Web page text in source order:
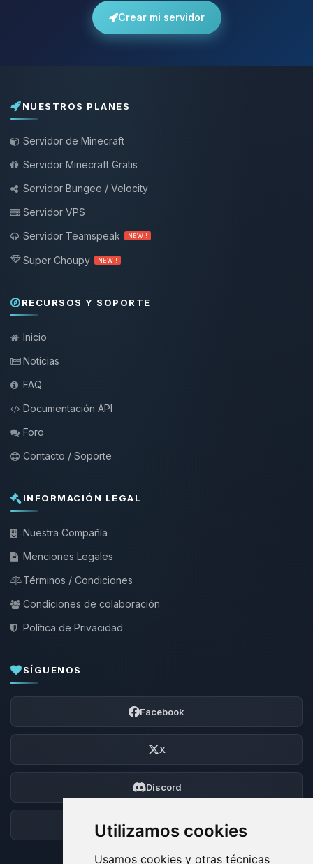
Utilizamos cookies
Usamos cookies y otras técnicas
Crear mi servidor
NUESTROS PLANES
Servidor de Minecraft
Servidor Minecraft Gratis
Servidor Bungee / Velocity
Servidor VPS
Servidor Teamspeak
NEW !
Super Choupy NEW !
RECURSOS Y SOPORTE
Inicio
Noticias
FAQ
Documentación API
Foro
Contacto / Soporte
INFORMACIÓN LEGAL
Nuestra Compañía
Menciones Legales
Términos / Condiciones
Condiciones de colaboración
Política de Privacidad
SÍGUENOS
Facebook
X
Discord
Foro